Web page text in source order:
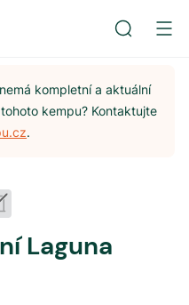
kompletní a aktuální
kempu? Kontaktujte
.
Laguna